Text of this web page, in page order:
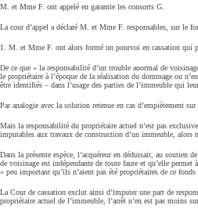
M. et Mme F. ont appelé en garantie les consorts G.
La cour d’appel a déclaré M. et Mme F. responsables, sur le
1. M. et Mme F. ont alors formé un pourvoi en cassation qui
De ce que « la responsabilité d’un trouble anormal de
le propriétaire à l’époque de la réalisation du dommage ou
être identifiés – dans l’usage des parties de l’immeuble qui
Par analogie avec la solution retenue en cas d’empiètement
Mais la responsabilité du propriétaire actuel n’est pas
imputables aux travaux de construction d’un immeuble, alors
Dans la présente espèce, l’acquéreur en déduisait, au
de voisinage est indépendante de toute faute et qu’elle
« peu important qu’ils n’aient pas été propriétaires de ce
La Cour de cassation exclut ainsi d’imputer une part de
propriétaire actuel de l’immeuble, l’arrêt n’en est pas moins